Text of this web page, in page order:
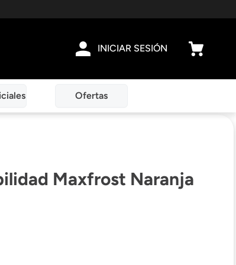
INICIAR SESIÓN
Ofertas
Maxfrost Naranja